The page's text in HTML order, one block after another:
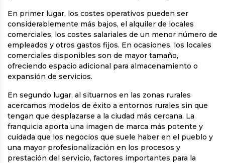
En primer lugar, los costes operativos pueden ser
considerablemente más bajos, el alquiler de locales
comerciales, los costes salariales de un menor número de
empleados y otros gastos fijos. En ocasiones, los locales
comerciales disponibles son de mayor tamaño,
ofreciendo espacio adicional para almacenamiento o
expansión de servicios.
En segundo lugar, al situarnos en las zonas rurales
acercamos modelos de éxito a entornos rurales sin que
tengan que desplazarse a la ciudad más cercana. La
franquicia aporta una imagen de marca más potente y
cuidada que los negocios que suele haber en el pueblo y
una mayor profesionalización en los procesos y
prestación del servicio, factores importantes para la